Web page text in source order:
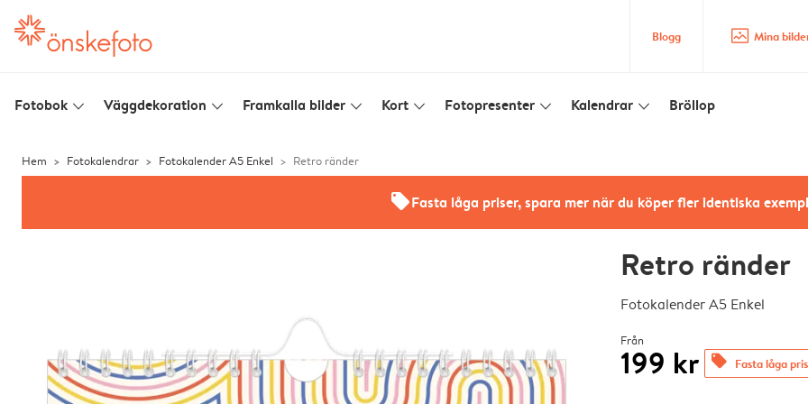
Blogg image_placeholder Mina
Fotobok slim_arrow_down Väggdekoration slim_arrow_down Framkalla bilder slim_arrow_down Kort slim_arrow_down Fotopresenter slim_arrow_down Kalendrar slim_arrow_down Bröllop
Hem Fotokalendrar Fotokalender A5 Enkel Retro ränder
offersFasta låga priser, spara mer när du köper fler identiska
Retro ränder
Fotokalender A5 Enkel
Från
199 kr offers Fasta låga